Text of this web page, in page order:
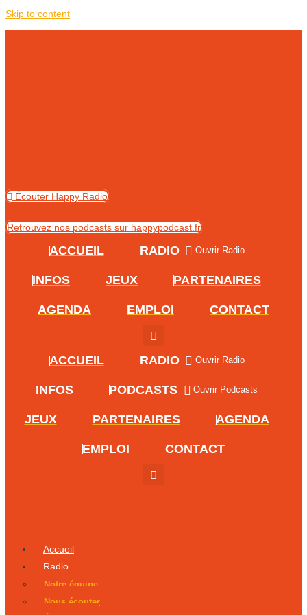
Skip to content
Écouter Happy Radio
Retrouvez nos podcasts sur happypodcast.fr
ACCUEIL RADIO Ouvrir Radio
INFOS JEUX PARTENAIRES
AGENDA EMPLOI CONTACT
ACCUEIL RADIO Ouvrir Radio
INFOS PODCASTS Ouvrir Podcasts
JEUX PARTENAIRES AGENDA
EMPLOI CONTACT
Accueil
Radio
Notre équipe
Nous écouter